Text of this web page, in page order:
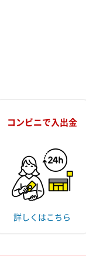
コンビニで入出金
詳しくはこちら